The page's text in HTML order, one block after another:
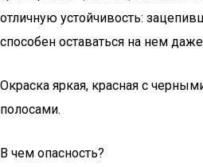
отличную устойчивость:
способен оставаться на нем
Окраска яркая, красная с
полосами.
В чем опасность?